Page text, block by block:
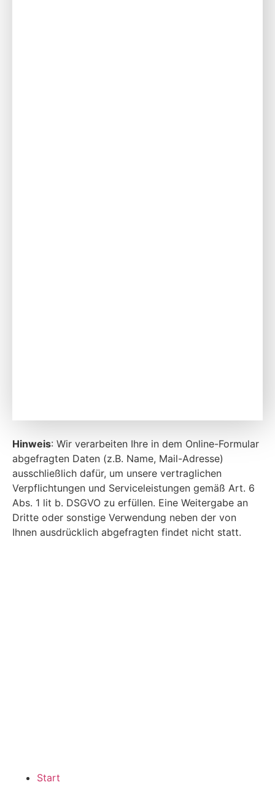
Hinweis: Wir verarbeiten Ihre in dem Online-Formular
abgefragten Daten (z.B. Name, Mail-Adresse)
ausschließlich dafür, um unsere vertraglichen
Verpflichtungen und Serviceleistungen gemäß Art. 6
Abs. 1 lit b. DSGVO zu erfüllen. Eine Weitergabe an
Dritte oder sonstige Verwendung neben der von
Ihnen ausdrücklich abgefragten findet nicht statt.
Start